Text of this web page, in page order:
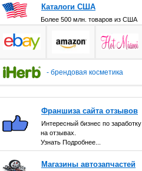
Каталоги США
Более 500 млн. товаров из США
- брендовая косметика
Франшиза сайта отзывов
Интересный бизнес по заработку
на отзывах.
Узнать Подробнее...
Магазины автозапчастей